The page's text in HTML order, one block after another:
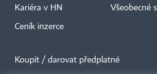
Kariéra v HN
Ceník inzerce
Všeobecné
Koupit / darovat předplatné